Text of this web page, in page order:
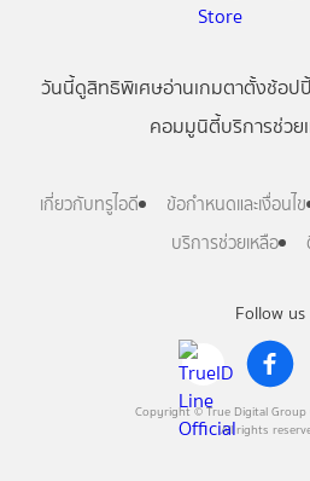
Follow us
Copyright © True Digital Group
All rights
วันนี้ดูสิทธิพิเศษอ่านเกมตาตั้งช้อป
คอมมูนิตี้บริการช่วย
เกี่ยวกับทรูไอดี ข้อกำหนดและเงื่อนไข
บริการช่วยเหลือ